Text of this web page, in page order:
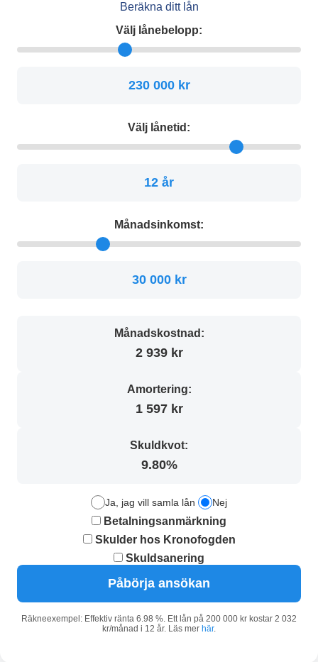
Beräkna ditt lån
Välj lånebelopp:
230 000 kr
Välj lånetid:
12 år
Månadsinkomst:
30 000 kr
Månadskostnad:
2 939 kr
Amortering:
1 597 kr
Skuldkvot:
9.80%
Ja, jag vill samla lån Nej
Betalningsanmärkning
Skulder hos Kronofogden
Skuldsanering
Påbörja ansökan
Räkneexempel: Effektiv ränta 6.98 %. Ett lån på 200 000 kr kostar 2 032
kr/månad i 12 år. Läs mer här.